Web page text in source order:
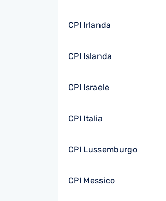
CPI Irlanda
CPI Islanda
CPI Israele
CPI Italia
CPI Lussemburgo
CPI Messico